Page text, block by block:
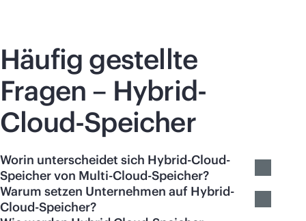
Häufig gestellte
Fragen – Hybrid-
Cloud-Speicher
Worin unterscheidet sich Hybrid-Cloud-
Speicher von Multi-Cloud-Speicher?
Warum setzen Unternehmen auf Hybrid-
Cloud-Speicher?